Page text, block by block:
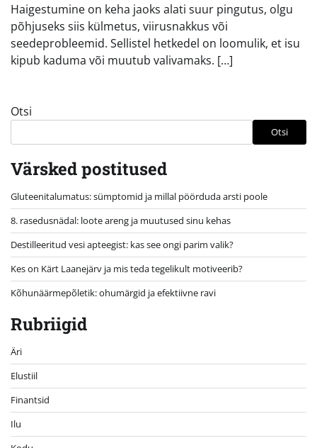
Haigestumine on keha jaoks alati suur pingutus, olgu
põhjuseks siis külmetus, viirusnakkus või
seedeprobleemid. Sellistel hetkedel on loomulik, et isu
kipub kaduma või muutub valivamaks. […]
Otsi
Otsi
Värsked postitused
Gluteenitalumatus: sümptomid ja millal pöörduda arsti poole
8. rasedusnädal: loote areng ja muutused sinu kehas
Destilleeritud vesi apteegist: kas see ongi parim valik?
Kes on Kärt Laanejärv ja mis teda tegelikult motiveerib?
Kõhunäärmepõletik: ohumärgid ja efektiivne ravi
Rubriigid
Äri
Elustiil
Finantsid
Ilu